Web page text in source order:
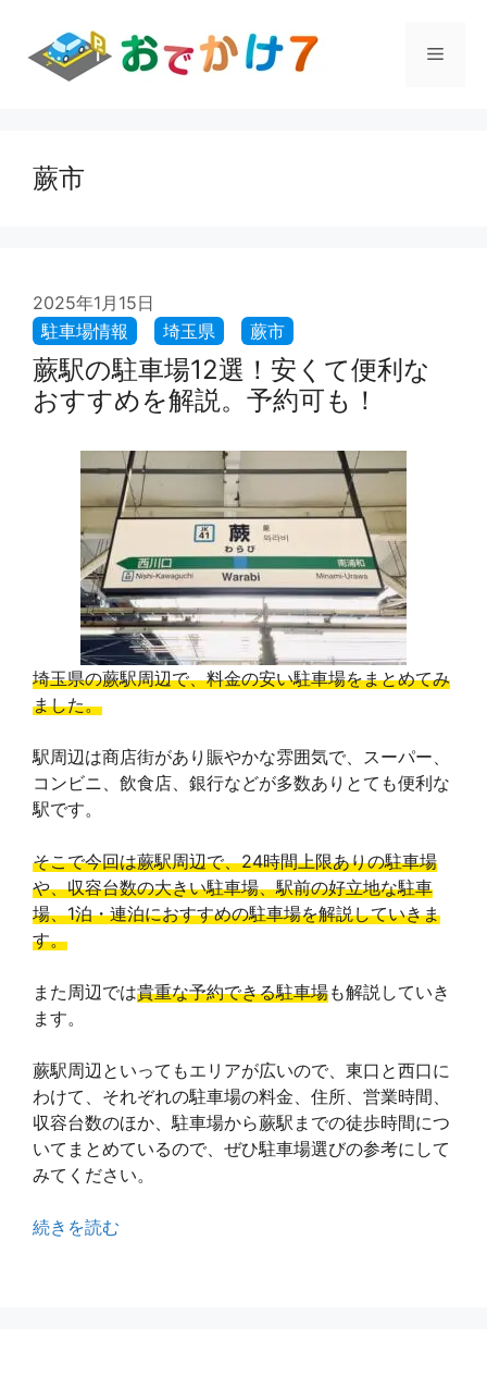
メ
蕨市
2025年1月15日
蕨駅の駐車場12選！安くて便利な
おすすめを解説。予約可も！
埼玉県の蕨駅周辺で、料金の安い駐車場をまとめてみ
ました。
駅周辺は商店街があり賑やかな雰囲気で、スーパー、
コンビニ、飲食店、銀行などが多数ありとても便利な
駅です。
そこで今回は蕨駅周辺で、24時間上限ありの駐車場
や、収容台数の大きい駐車場、駅前の好立地な駐車
場、1泊・連泊におすすめの駐車場を解説していきま
す。
また周辺では貴重な予約できる駐車場も解説していき
ます。
蕨駅周辺といってもエリアが広いので、東口と西口に
わけて、それぞれの駐車場の料金、住所、営業時間、
収容台数のほか、駐車場から蕨駅までの徒歩時間につ
いてまとめているので、ぜひ駐車場選びの参考にして
みてください。
続きを読む